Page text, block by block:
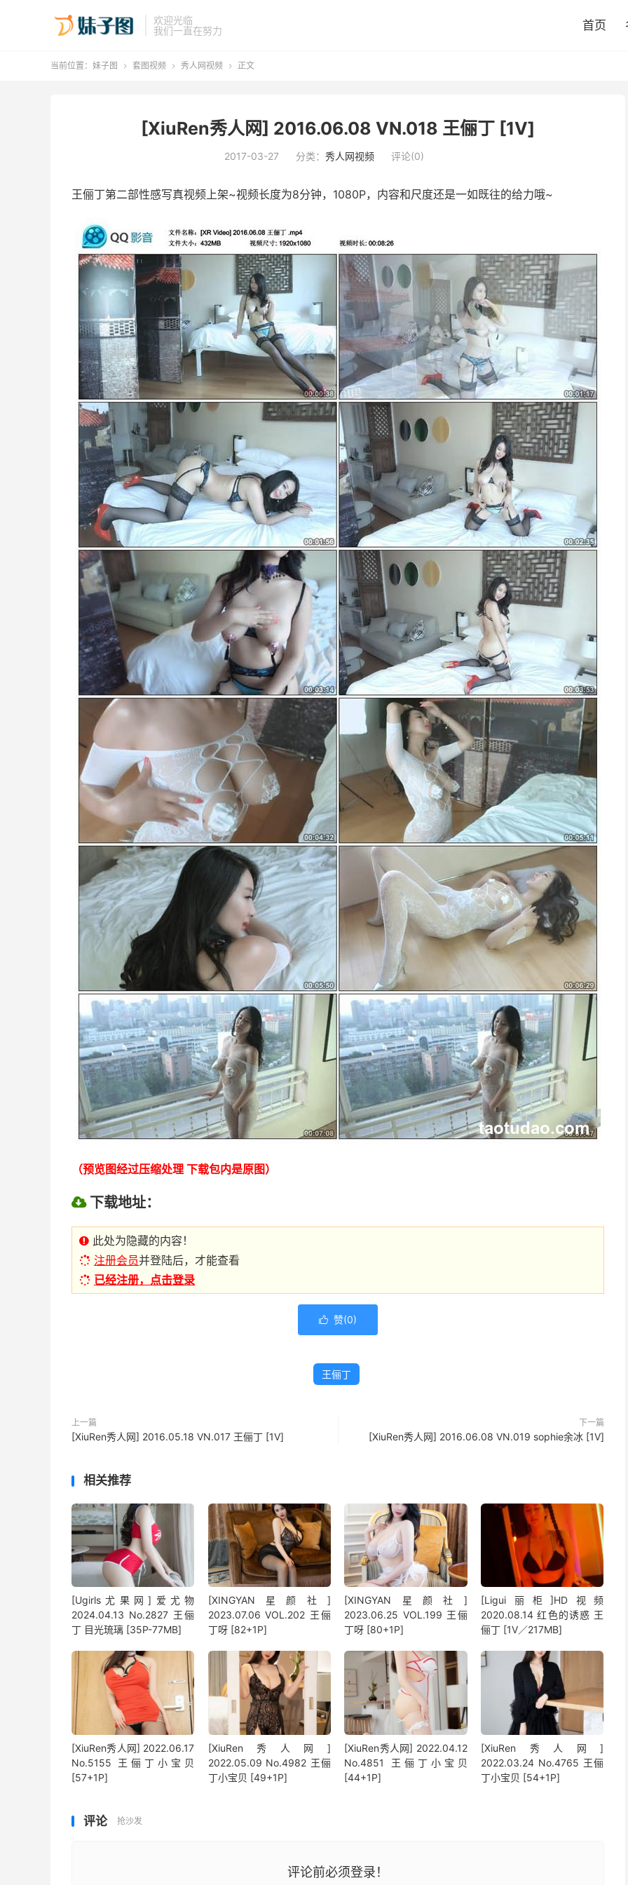
欢迎光临
我们一直在努力
首页
当前位置： 妹子图  套图视频  秀人网视频  正文
[XiuRen秀人网] 2016.06.08 VN.018 王俪丁 [1V]
2017-03-27 分类： 秀人网视频 评论(0)
王俪丁第二部性感写真视频上架~视频长度为8分钟，1080P，内容和尺度还是一如既往的给力哦~
（预览图经过压缩处理 下载包内是原图）
下载地址：
此处为隐藏的内容！
注册会员并登陆后，才能查看
已经注册，点击登录
 赞(0)
王俪丁
上一篇
[XiuRen秀人网] 2016.05.18 VN.017 王俪丁 [1V]
下一篇
[XiuRen秀人网] 2016.06.08 VN.019 sophie余冰 [1V]
相关推荐
[Ugirls尤果网]爱尤物
2024.04.13 No.2827 王俪
丁 目光琉璃 [35P-77MB]
[XINGYAN星颜社]
2023.07.06 VOL.202 王俪
丁呀 [82+1P]
[XINGYAN星颜社]
2023.06.25 VOL.199 王俪
丁呀 [80+1P]
[Ligui丽柜]HD视频
2020.08.14 红色的诱惑 王
俪丁 [1V／217MB]
[XiuRen秀人网] 2022.06.17
No.5155 王俪丁小宝贝
[57+1P]
[XiuRen秀人网]
2022.05.09 No.4982 王俪
丁小宝贝 [49+1P]
[XiuRen秀人网] 2022.04.12
No.4851 王俪丁小宝贝
[44+1P]
[XiuRen秀人网]
2022.03.24 No.4765 王俪
丁小宝贝 [54+1P]
评论 抢沙发
评论前必须登录！